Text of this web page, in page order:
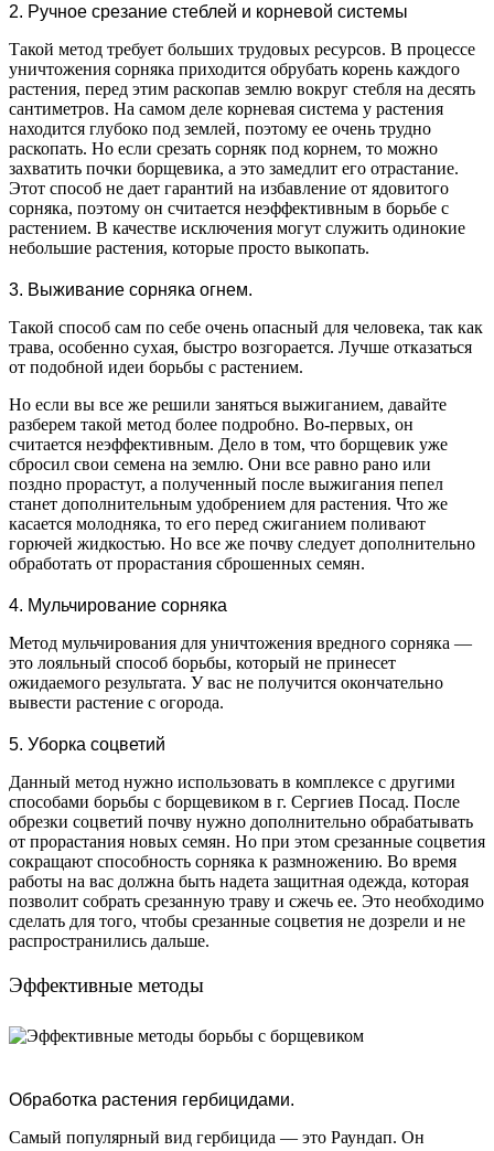
2. Ручное срезание стеблей и корневой системы
Такой метод требует больших трудовых ресурсов. В процессе
уничтожения сорняка приходится обрубать корень каждого
растения, перед этим раскопав землю вокруг стебля на десять
сантиметров. На самом деле корневая система у растения
находится глубоко под землей, поэтому ее очень трудно
раскопать. Но если срезать сорняк под корнем, то можно
захватить почки борщевика, а это замедлит его отрастание.
Этот способ не дает гарантий на избавление от ядовитого
сорняка, поэтому он считается неэффективным в борьбе с
растением. В качестве исключения могут служить одинокие
небольшие растения, которые просто выкопать.
3. Выживание сорняка огнем.
Такой способ сам по себе очень опасный для человека, так как
трава, особенно сухая, быстро возгорается. Лучше отказаться
от подобной идеи борьбы с растением.
Но если вы все же решили заняться выжиганием, давайте
разберем такой метод более подробно. Во-первых, он
считается неэффективным. Дело в том, что борщевик уже
сбросил свои семена на землю. Они все равно рано или
поздно прорастут, а полученный после выжигания пепел
станет дополнительным удобрением для растения. Что же
касается молодняка, то его перед сжиганием поливают
горючей жидкостью. Но все же почву следует дополнительно
обработать от прорастания сброшенных семян.
4. Мульчирование сорняка
Метод мульчирования для уничтожения вредного сорняка —
это лояльный способ борьбы, который не принесет
ожидаемого результата. У вас не получится окончательно
вывести растение с огорода.
5. Уборка соцветий
Данный метод нужно использовать в комплексе с другими
способами борьбы с борщевиком в г. Сергиев Посад. После
обрезки соцветий почву нужно дополнительно обрабатывать
от прорастания новых семян. Но при этом срезанные соцветия
сокращают способность сорняка к размножению. Во время
работы на вас должна быть надета защитная одежда, которая
позволит собрать срезанную траву и сжечь ее. Это необходимо
сделать для того, чтобы срезанные соцветия не дозрели и не
распространились дальше.
Эффективные методы
Обработка растения гербицидами.
Самый популярный вид гербицида — это Раундап. Он